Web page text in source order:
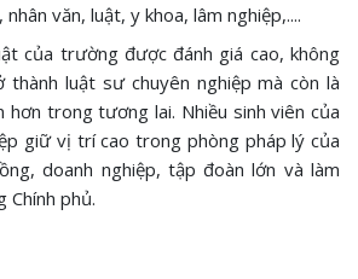
văn, luật, y khoa, lâm nghiệp,....
của trường được đánh giá cao, không
thành luật sư chuyên nghiệp mà còn là
trong tương lai. Nhiều sinh viên của
giữ vị trí cao trong phòng pháp lý của
doanh nghiệp, tập đoàn lớn và làm
Chính phủ.